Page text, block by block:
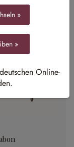
»
»
Online-